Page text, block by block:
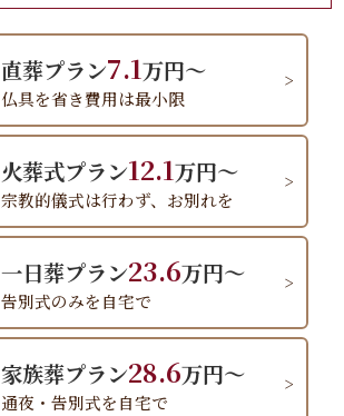
直葬プラン7.1万円～
仏具を省き費用は最小限
火葬式プラン12.1万円～
宗教的儀式は行わず、お別れを
一日葬プラン23.6万円～
告別式のみを自宅で
家族葬プラン28.6万円～
通夜・告別式を自宅で